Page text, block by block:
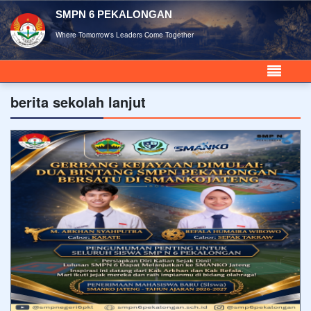
SMPN 6 PEKALONGAN
Where Tomorrow's Leaders Come Together
berita sekolah lanjut